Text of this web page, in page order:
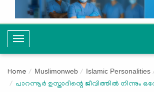
T
o
g
l
Home Muslimonweb Islamic Personalities
പാറന്നൂര്‍ ഉസ്താദിന്റെ ജീവിത്തില്‍ നിന്നും